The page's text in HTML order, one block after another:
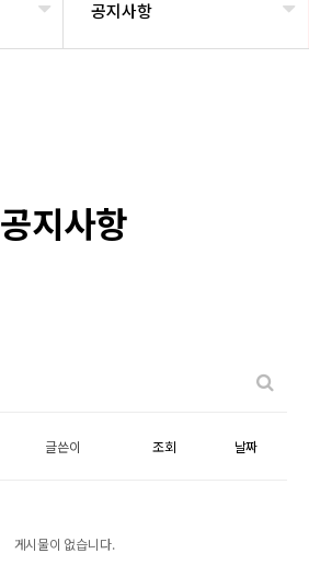
공지사항
공지사항
글쓴이 조회 날짜
게시물이 없습니다.